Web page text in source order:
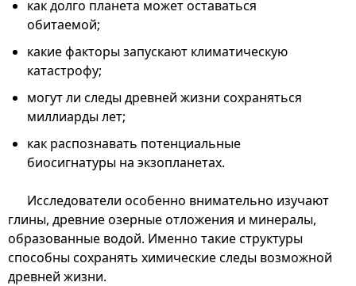
как долго планета может оставаться
обитаемой;
какие факторы запускают климатическую
катастрофу;
могут ли следы древней жизни сохраняться
миллиарды лет;
как распознавать потенциальные
биосигнатуры на экзопланетах.
Исследователи особенно внимательно изучают
глины, древние озерные отложения и минералы,
образованные водой. Именно такие структуры
способны сохранять химические следы возможной
древней жизни.